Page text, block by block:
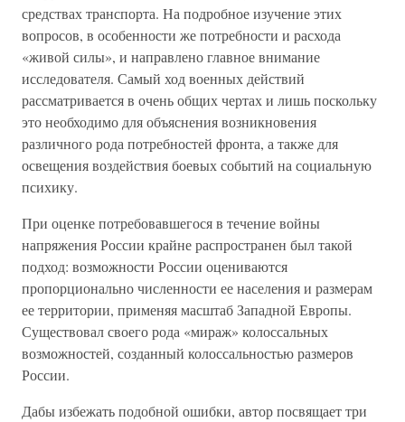
средствах транспорта. На подробное изучение этих
вопросов, в особенности же потребности и расхода
«живой силы», и направлено главное внимание
исследователя. Самый ход военных действий
рассматривается в очень общих чертах и лишь поскольку
это необходимо для объяснения возникновения
различного рода потребностей фронта, а также для
освещения воздействия боевых событий на социальную
психику.
При оценке потребовавшегося в течение войны
напряжения России крайне распространен был такой
подход: возможности России оцениваются
пропорционально численности ее населения и размерам
ее территории, применяя масштаб Западной Европы.
Существовал своего рода «мираж» колоссальных
возможностей, созданный колоссальностью размеров
России.
Дабы избежать подобной ошибки, автор посвящает три